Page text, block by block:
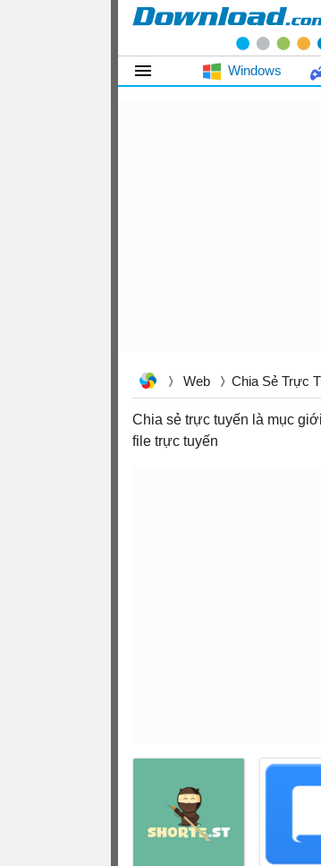
Windows
Web Chia Sẻ Trực
Chia sẻ trực tuyến là mục
file trực tuyến